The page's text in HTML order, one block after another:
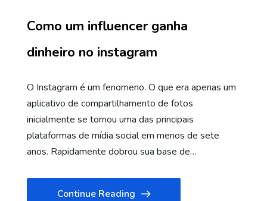
Como um influencer ganha
dinheiro no instagram
O Instagram é um fenomeno. O que era apenas um
aplicativo de compartilhamento de fotos
inicialmente se tornou uma das principais
plataformas de mídia social em menos de sete
anos. Rapidamente dobrou sua base de…
Continue Reading